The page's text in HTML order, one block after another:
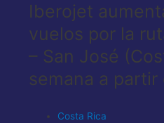
Iberojet
vuelos por la
– San José
semana a
Costa Rica